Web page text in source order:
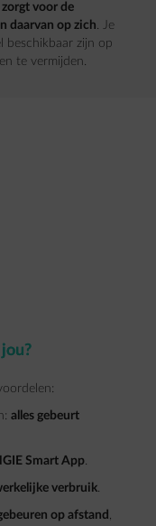
zorgt voor de
daarvan op zich. Je
beschikbaar zijn op
te vermijden.
alles gebeurt
Smart App.
verbruik.
op afstand ,